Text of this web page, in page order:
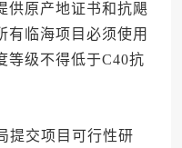
供原产地证书和抗飓
有临海项目必须使用
等级不得低于C40抗
交项目可行性研